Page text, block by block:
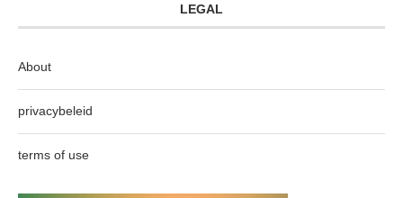
LEGAL
About
privacybeleid
terms of use